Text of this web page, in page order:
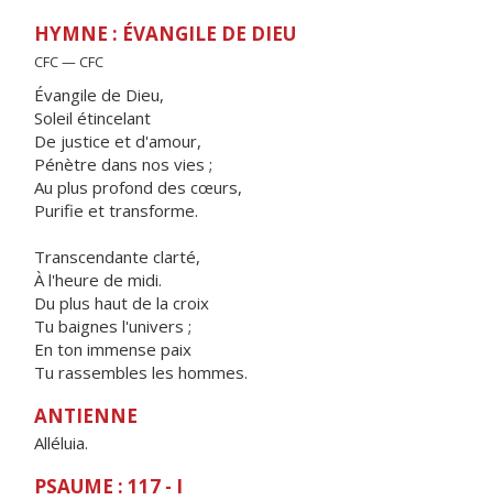
HYMNE : ÉVANGILE DE DIEU
CFC — CFC
Évangile de Dieu,
Soleil étincelant
De justice et d'amour,
Pénètre dans nos vies ;
Au plus profond des cœurs,
Purifie et transforme.
Transcendante clarté,
À l'heure de midi.
Du plus haut de la croix
Tu baignes l'univers ;
En ton immense paix
Tu rassembles les hommes.
ANTIENNE
Alléluia.
PSAUME : 117 - I